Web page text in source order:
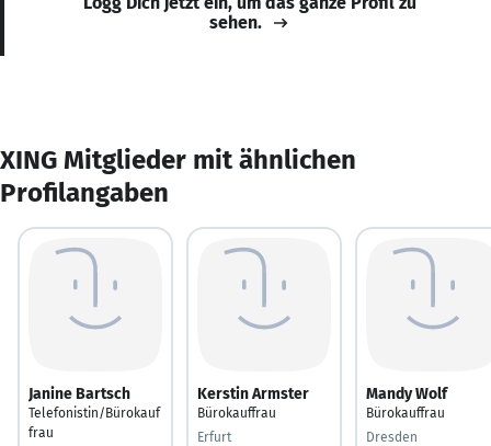
sehen.
XING Mitglieder mit ähnlichen
Profilangaben
Janine Bartsch
Telefonistin/Bürokauf
frau
Kerstin Armster
Bürokauffrau
Erfurt
Mandy Wolf
Bürokauffrau
Dresden